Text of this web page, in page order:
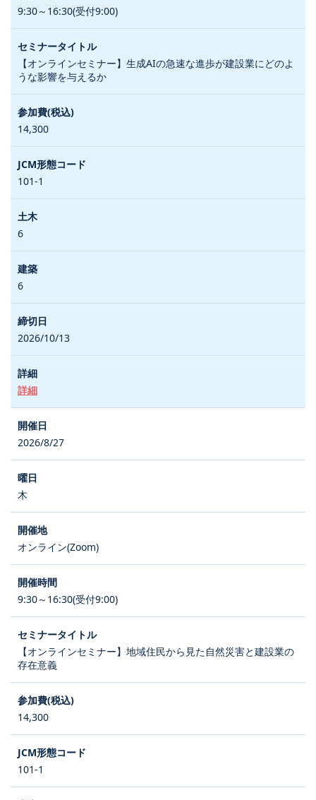
9:30～16:30(受付9:00)
【オンラインセミナー】生成AIの急速な進歩が建設業にどのよ
うな影響を与えるか
14,300
101-1
6
6
2026/10/13
詳細
2026/8/27
木
オンライン(Zoom)
9:30～16:30(受付9:00)
【オンラインセミナー】地域住民から見た自然災害と建設業の
存在意義
14,300
101-1